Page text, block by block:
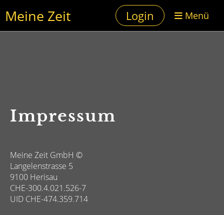
Meine Zeit Login Menü
Impressum
Meine Zeit GmbH ©
Langelenstrasse 5
9100 Herisau
CHE-300.4.021.526-7
UID CHE-474.359.714